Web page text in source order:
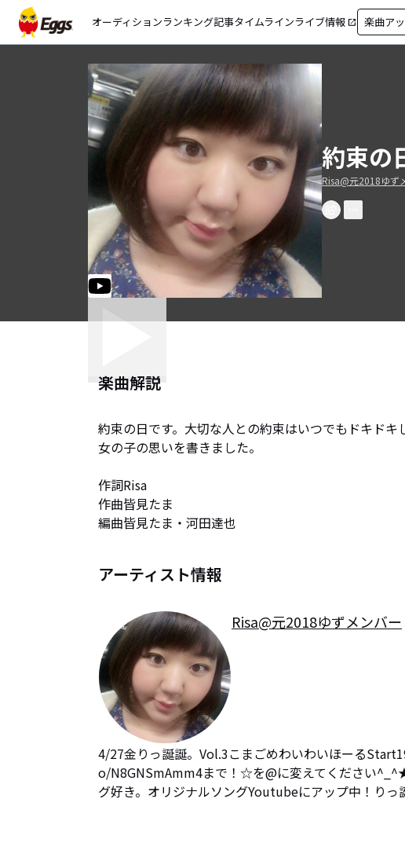
オーディションランキング記事タイムラインライブ情報 open_in_new 楽曲ア
約束の
Risa@元2018ゆず
楽曲解説
約束の日です。大切な人との約束はいつでもドキド
女の子の思いを書きました。
作詞Risa
作曲皆見たま
編曲皆見たま・河田達也
アーティスト情報
Risa@元2018ゆずメンバー
4/27金りっ誕誕。Vol.3こまごめわいわいほーる
o/N8GNSmAmm4まで！☆を@に変えてください
グ好き。オリジナルソングYoutubeにアップ中！りっ